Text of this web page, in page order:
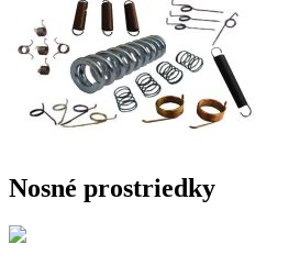
Nosné prostriedky